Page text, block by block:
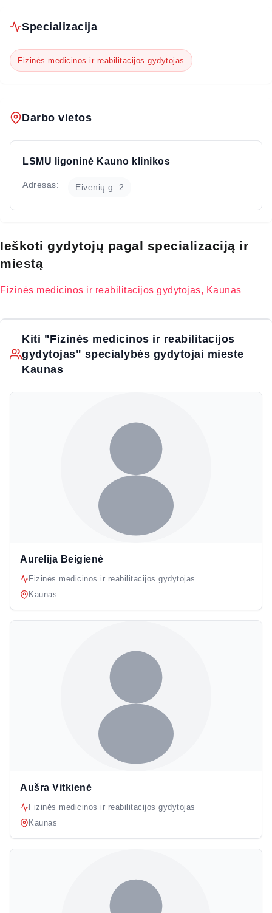
Specializacija
Fizinės medicinos ir reabilitacijos gydytojas
Darbo vietos
LSMU ligoninė Kauno klinikos
Adresas: Eivenių g. 2
Ieškoti gydytojų pagal specializaciją ir
miestą
Fizinės medicinos ir reabilitacijos gydytojas, Kaunas
Kiti "Fizinės medicinos ir reabilitacijos
gydytojas" specialybės gydytojai mieste
Kaunas
Aurelija Beigienė
Fizinės medicinos ir reabilitacijos gydytojas
Kaunas
Aušra Vitkienė
Fizinės medicinos ir reabilitacijos gydytojas
Kaunas